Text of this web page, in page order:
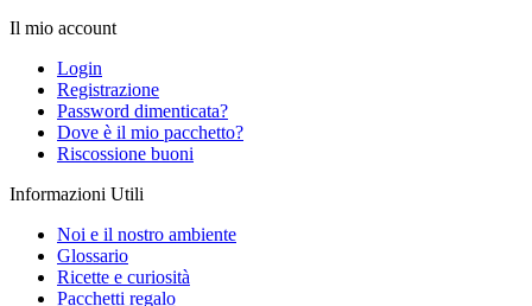
Il mio account
Login
Registrazione
Password dimenticata?
Dove è il mio pacchetto?
Riscossione buoni
Informazioni Utili
Noi e il nostro ambiente
Glossario
Ricette e curiosità
Pacchetti regalo